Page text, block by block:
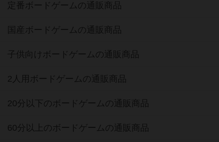
定番ボードゲームの通販商品
国産ボードゲームの通販商品
子供向けボードゲームの通販商品
2人用ボードゲームの通販商品
20分以下のボードゲームの通販商品
60分以上のボードゲームの通販商品